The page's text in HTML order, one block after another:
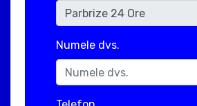
Numele dvs.